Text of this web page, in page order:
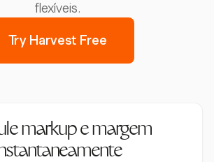
flexíveis.
Try Harvest Free
markup e margem